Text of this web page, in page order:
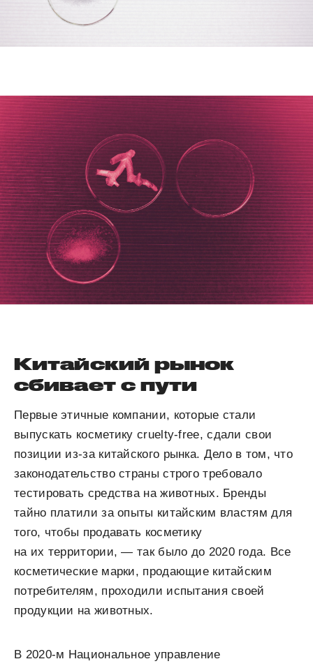
Китайский рынок
сбивает с пути
Первые этичные компании, которые стали
выпускать косметику cruelty-free, сдали свои
позиции из-за китайского рынка. Дело в том, что
законодательство страны строго требовало
тестировать средства на животных. Бренды
тайно платили за опыты китайским властям для
того, чтобы продавать косметику
на их территории, — так было до 2020 года. Все
косметические марки, продающие китайским
потребителям, проходили испытания своей
продукции на животных.
В 2020-м Национальное управление